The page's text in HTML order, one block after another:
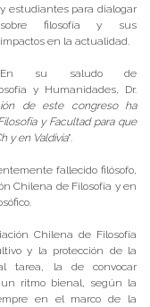
y estudiantes para dialogar
sobre filosofía y sus
impactos en la actualidad.
En su saludo de
y Humanidades, Dr.
de este congreso ha
y Facultad para que
y en Valdivia”.
fallecido filósofo,
Chilena de Filosofía y en
Chilena de Filosofía
y la protección de la
tarea, la de convocar
ritmo bienal, según la
en el marco de la